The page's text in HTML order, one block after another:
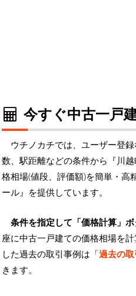
今すぐ中古一戸
ウチノカチでは、ユーザー登
数、駅距離などの条件から『川
格相場(値段、評価額)を簡単・高
ール』を提供しています。
条件を指定して「価格計算」
座に中古一戸建ての価格相場を
した過去の取引事例は「過去の
きます。